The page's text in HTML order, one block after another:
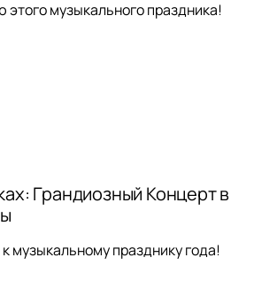
этого музыкального праздника!
Грандиозный Концерт в
музыкальному празднику года!